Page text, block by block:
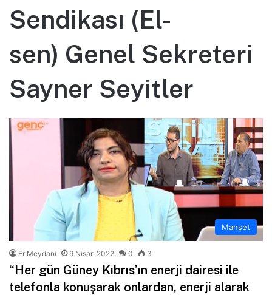
Sendikası (El-
sen) Genel Sekreteri
Sayner Seyitler
Manşet
Er Meydanı 9 Nisan 2022 0 3
“Her gün Güney Kıbrıs’ın enerji dairesi ile
telefonla konuşarak onlardan, enerji alarak